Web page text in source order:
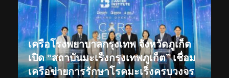
เครือโรงพยาบาลกรุงเทพ จังหวัดภูเก็ต
เปิด “สถาบันมะเร็งกรุงเทพภูเก็ต” เชื่อม
เครือข่ายการรักษาโรคมะเร็งครบวงจร